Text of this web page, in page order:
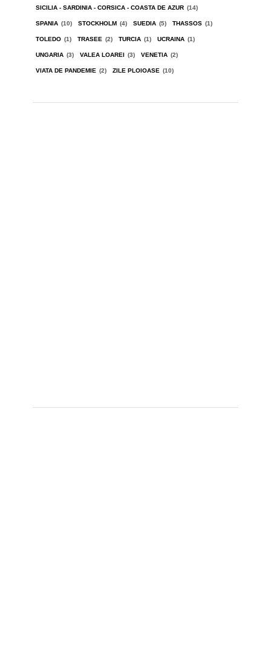
SICILIA - SARDINIA - CORSICA - COASTA DE AZUR (14)
SPANIA (10) STOCKHOLM (4) SUEDIA (5) THASSOS (1)
TOLEDO (1) TRASEE (2) TURCIA (1) UCRAINA (1)
UNGARIA (3) VALEA LOAREI (3) VENETIA (2)
VIATA DE PANDEMIE (2) ZILE PLOIOASE (10)